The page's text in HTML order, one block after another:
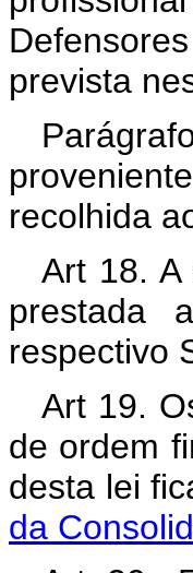
prevista
recolhida
Art 18. A
prestada
respectivo
Art 19.
de ordem
desta lei
da